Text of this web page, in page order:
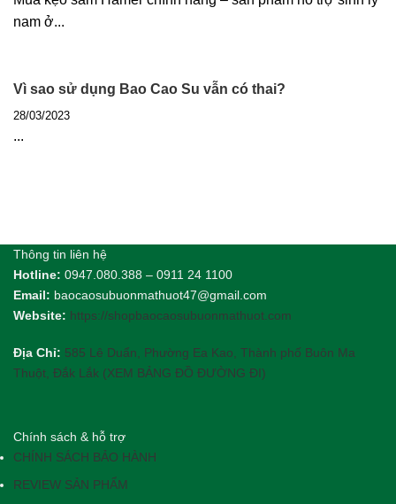
nam ở...
Vì sao sử dụng Bao Cao Su vẫn có thai?
28/03/2023
...
Thông tin liên hệ
Hotline: 0947.080.388 – 0911 24 1100
Email: baocaosubuonmathuot47@gmail.com
Website: https://shopbaocaosubuonmathuot.com
Địa Chỉ: 585 Lê Duẩn, Phường Ea Kao, Thành phố Buôn Ma
Thuột, Đắk Lắk (XEM BẢNG ĐỒ ĐƯỜNG ĐI)
Chính sách & hỗ trợ
CHÍNH SÁCH BẢO HÀNH
REVIEW SẢN PHẨM